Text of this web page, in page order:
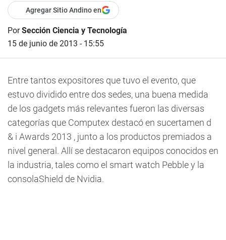
Agregar Sitio Andino en
PorSección Ciencia y Tecnología
15 de junio de 2013 - 15:55
Entre tantos expositores que tuvo el evento, que
estuvo dividido entre dos sedes, una buena medida
de los gadgets más relevantes fueron las diversas
categorías que Computex destacó en sucertamen d
& i Awards 2013 , junto a los productos premiados a
nivel general. Allí se destacaron equipos conocidos en
la industria, tales como el smart watch Pebble y la
consolaShield de Nvidia.